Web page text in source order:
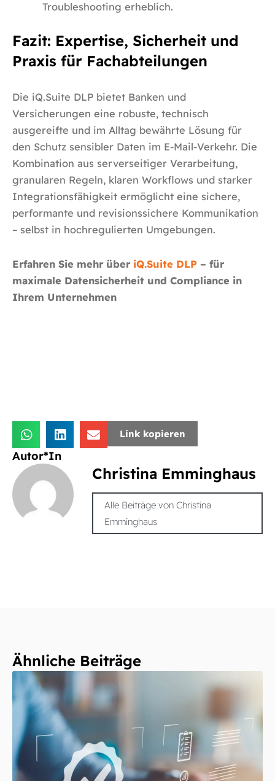
Troubleshooting erheblich.
Fazit: Expertise, Sicherheit und
Praxis für Fachabteilungen
Die iQ.Suite DLP bietet Banken und
Versicherungen eine robuste, technisch
ausgereifte und im Alltag bewährte Lösung für
den Schutz sensibler Daten im E-Mail-Verkehr. Die
Kombination aus serverseitiger Verarbeitung,
granularen Regeln, klaren Workflows und starker
Integrationsfähigkeit ermöglicht eine sichere,
performante und revisionssichere Kommunikation
– selbst in hochregulierten Umgebungen.
Erfahren Sie mehr über iQ.Suite DLP – für
maximale Datensicherheit und Compliance in
Ihrem Unternehmen
Link kopieren
Autor*In
Christina Emminghaus
Alle Beiträge von Christina
Emminghaus
Ähnliche Beiträge